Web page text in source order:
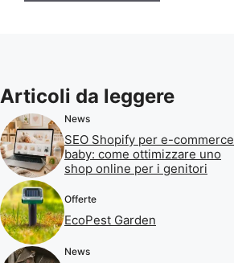
Articoli da leggere
News
SEO Shopify per e-commerce
baby: come ottimizzare uno
shop online per i genitori
Offerte
EcoPest Garden
News